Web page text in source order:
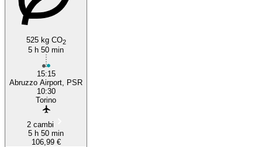
525 kg CO2
5 h 50 min
15:15
Abruzzo Airport, PSR
10:30
Torino
2 cambi
5 h 50 min
106,99 €